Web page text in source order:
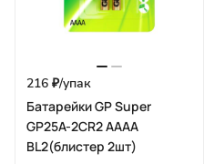
216 ₽/упак
Батарейки GP Super
GP25A-2CR2 AAAA
BL2(блистер 2шт)